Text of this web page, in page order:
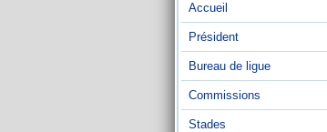
Accueil
Président
Bureau de ligue
Commissions
Stades